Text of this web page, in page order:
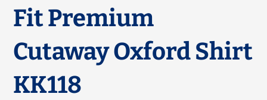
Fit Premium
Cutaway Oxford Shirt
KK118